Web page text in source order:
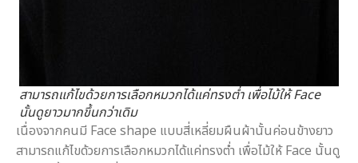
สามารถแก้ไขด้วยการเลือกหมวกได้แค่ทรงต่ำ เพื่อไม้ให้ Face
นั้นดูยาวมากขึ้นกว่าเดิม
เนื่องจากคนมี Face shape แบบสี่เหลี่ยมผืนผ้านั้นค่อนข้างยาว
สามารถแก้ไขด้วยการเลือกหมวกได้แค่ทรงต่ำ เพื่อไม้ให้ Face นั้นดู